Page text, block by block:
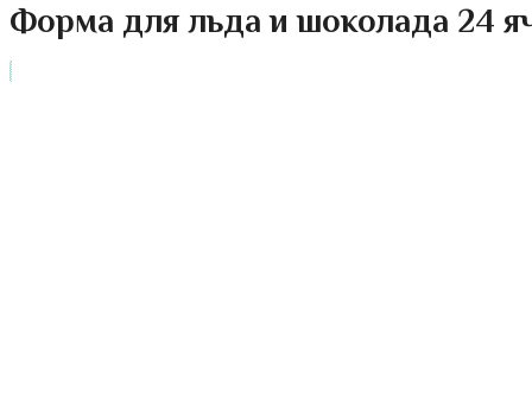
Форма для льда и шоколада 24